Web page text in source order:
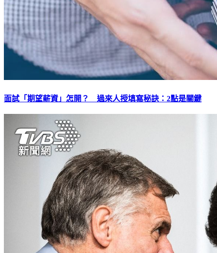
面試「期望薪資」怎開？ 過來人授填寫秘訣：2點是關鍵